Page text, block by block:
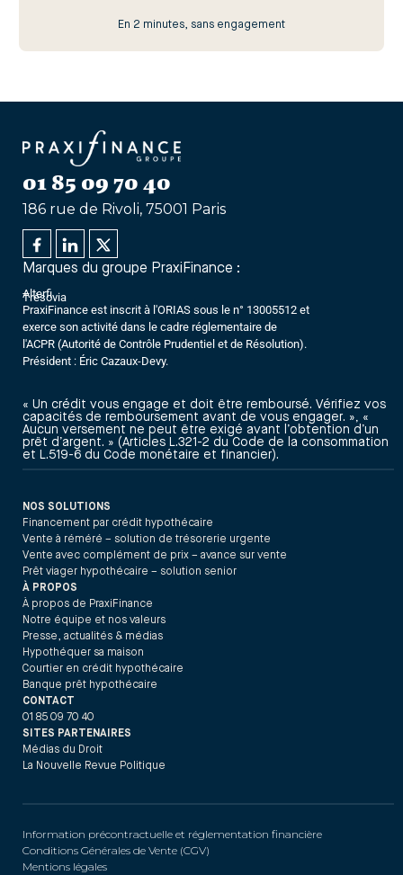
En 2 minutes, sans engagement
01 85 09 70 40
186 rue de Rivoli, 75001 Paris
Marques du groupe PraxiFinance :
Alterfi
Trésovia
PraxiFinance est inscrit à l'ORIAS sous le n° 13005512 et
exerce son activité dans le cadre réglementaire de
l'ACPR (Autorité de Contrôle Prudentiel et de Résolution).
Président : Éric Cazaux-Devy.
« Un crédit vous engage et doit être remboursé. Vérifiez vos
capacités de remboursement avant de vous engager. », «
Aucun versement ne peut être exigé avant l’obtention d’un
prêt d’argent. » (Articles L.321-2 du Code de la consommation
et L.519-6 du Code monétaire et financier).
NOS SOLUTIONS
Financement par crédit hypothécaire
Vente à réméré – solution de trésorerie urgente
Vente avec complément de prix – avance sur vente
Prêt viager hypothécaire – solution senior
À PROPOS
À propos de PraxiFinance
Notre équipe et nos valeurs
Presse, actualités & médias
Hypothéquer sa maison
Courtier en crédit hypothécaire
Banque prêt hypothécaire
CONTACT
01 85 09 70 40
SITES PARTENAIRES
Médias du Droit
La Nouvelle Revue Politique
Information précontractuelle et réglementation financière
Conditions Générales de Vente (CGV)
Mentions légales